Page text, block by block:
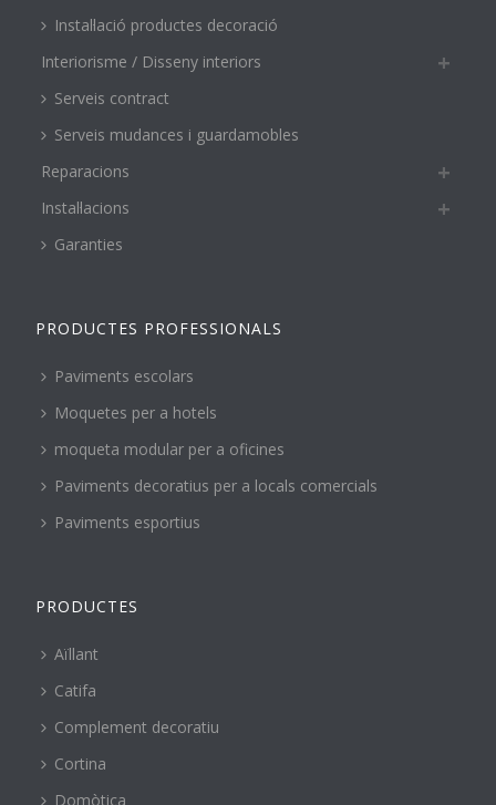
Instal·lació productes decoració
Interiorisme / Disseny interiors
Serveis contract
Serveis mudances i guardamobles
Reparacions
Instal·lacions
Garanties
PRODUCTES PROFESSIONALS
Paviments escolars
Moquetes per a hotels
moqueta modular per a oficines
Paviments decoratius per a locals comercials
Paviments esportius
PRODUCTES
Aïllant
Catifa
Complement decoratiu
Cortina
Domòtica